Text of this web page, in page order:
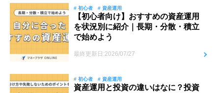
セミナー情報
# 初心者 # 資産運用
【初心者向け】おすすめの資産運用
を状況別に紹介｜長期・分散・積立
で始めよう
最終更新日:2026/07/27
# 初心者 # 資産運用
資産運用と投資の違いはなに？投資